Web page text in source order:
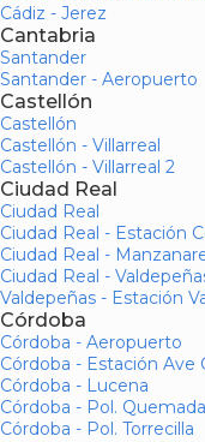
Cádiz - Jerez
Cantabria
Santander
Santander - Aeropuerto
Castellón
Castellón
Castellón - Villarreal
Castellón - Villarreal 2
Ciudad Real
Ciudad Real
Ciudad Real - Estación
Ciudad Real -
Ciudad Real -
Valdepeñas - Estación
Córdoba
Córdoba - Aeropuerto
Córdoba - Estación Ave
Córdoba - Lucena
Córdoba - Pol.
Córdoba - Pol. Torrecilla